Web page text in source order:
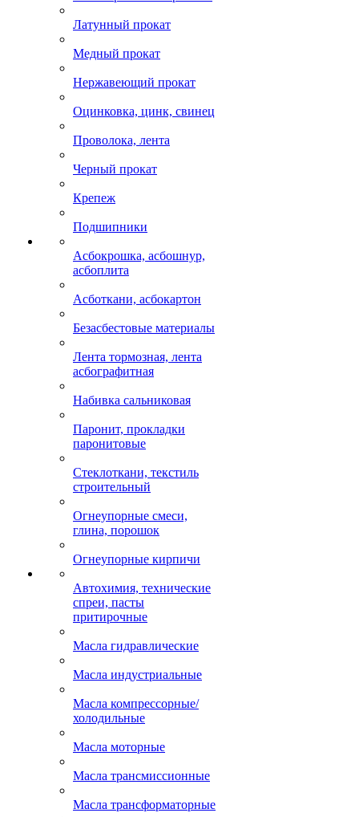
Латунный прокат
Медный прокат
Нержавеющий прокат
Оцинковка, цинк, свинец
Проволока, лента
Черный прокат
Крепеж
Подшипники
Асбокрошка, асбошнур,
асбоплита
Асботкани, асбокартон
Безасбестовые материалы
Лента тормозная, лента
асбографитная
Набивка сальниковая
Паронит, прокладки
паронитовые
Стеклоткани, текстиль
строительный
Огнеупорные смеси,
глина, порошок
Огнеупорные кирпичи
Автохимия, технические
спреи, пасты
притирочные
Масла гидравлические
Масла индустриальные
Масла компрессорные/
холодильные
Масла моторные
Масла трансмиссионные
Масла трансформаторные